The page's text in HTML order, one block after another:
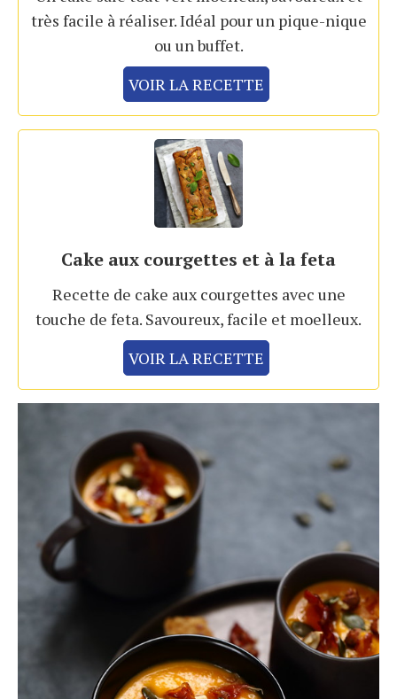
très facile à réaliser. Idéal pour un pique-nique
ou un buffet.
VOIR LA RECETTE
Cake aux courgettes et à la feta
Recette de cake aux courgettes avec une
touche de feta. Savoureux, facile et moelleux.
VOIR LA RECETTE